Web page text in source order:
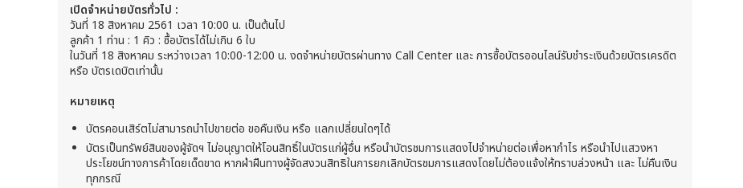
เปิดจำหน่ายบัตรทั่วไป :
วันที่ 18 สิงหาคม 2561 เวลา 10:00 น. เป็นต้นไป
ลูกค้า 1 ท่าน : 1 คิว : ซื้อบัตรได้ไม่เกิน 6 ใบ
ในวันที่ 18 สิงหาคม ระหว่างเวลา 10:00-12:00 น. งดจำหน่ายบัตรผ่านทาง Call Center และ การซื้อบัตรออนไลน์รับชำระเงินด้วยบัตรเครดิต
หรือ บัตรเดบิตเท่านั้น
หมายเหตุ
บัตรคอนเสิร์ตไม่สามารถนำไปขายต่อ ขอคืนเงิน หรือ แลกเปลี่ยนใดๆได้
บัตรเป็นทรัพย์สินของผู้จัดฯ ไม่อนุญาตให้โอนสิทธิ์ในบัตรแก่ผู้อื่น หรือนำบัตรชมการแสดงไปจำหน่ายต่อเพื่อหากำไร หรือนำไปแสวงหา
ประโยชน์ทางการค้าโดยเด็ดขาด หากฝ่าฝืนทางผู้จัดสงวนสิทธิในการยกเลิกบัตรชมการแสดงโดยไม่ต้องแจ้งให้ทราบล่วงหน้า และ ไม่คืนเงิน
ทุกกรณี